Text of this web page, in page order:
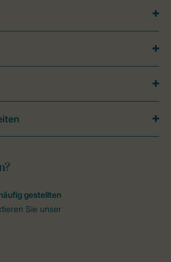
gestellten
Sie unser